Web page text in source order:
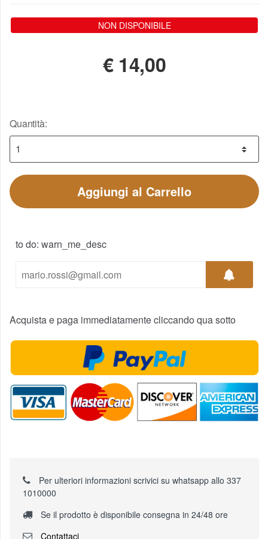
NON DISPONIBILE
€ 14,00
Quantità:
Aggiungi al Carrello
to do: warn_me_desc
Acquista e paga immediatamente cliccando qua sotto
Per ulteriori informazioni scrivici su whatsapp allo 337
1010000
Se il prodotto è disponibile consegna in 24/48 ore
Contattaci